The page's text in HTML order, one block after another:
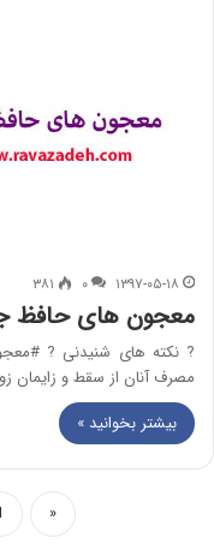
۱۳۹۷-۰۵-۱۸ ۰ ۳۸۱
معجون های حافظ
? نکته های شنیدنی ?
مصرف آنان از سقط و زایمان
بیشتر بخوانید »
«